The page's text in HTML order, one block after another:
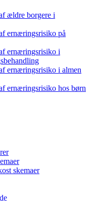
ældre borgere i
ernæringsrisiko på
ernæringsrisiko i
ernæringsrisiko i almen
ernæringsrisiko hos børn
skemaer